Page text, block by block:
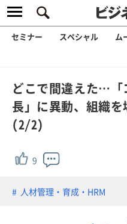
セミナー スペシャル ム
どこで間違えた…
長」に異動、組織を
(2/2)
9
人材管理・育成・HRM